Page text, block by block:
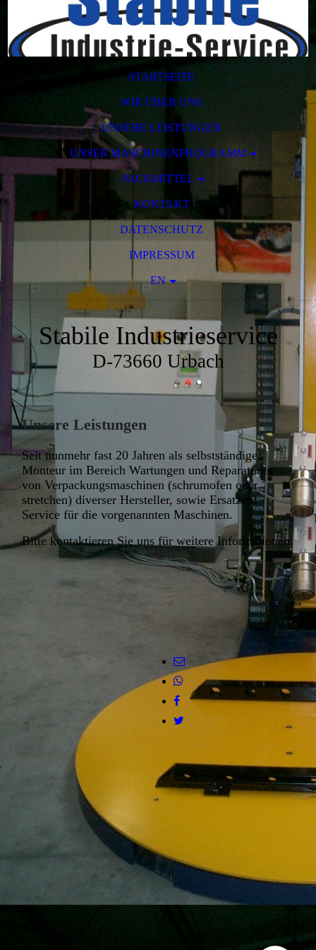
STARTSEITE
WIR ÜBER UNS
UNSERE LEISTUNGEN
UNSER MASCHINENPROGRAMM
PACKMITTEL
KONTAKT
DATENSCHUTZ
IMPRESSUM
EN
Stabile Industrieservice
D-73660 Urbach
Unsere Leistungen
Seit nunmehr fast 20 Jahren als selbstständiger
Monteur im Bereich Wartungen und Reparaturen
von Verpackungsmaschinen (schrumofen oder
stretchen) diverser Hersteller, sowie Ersatzteil-
Service für die vorgenannten Maschinen.
Bitte kontaktieren Sie uns für weitere Informationen.